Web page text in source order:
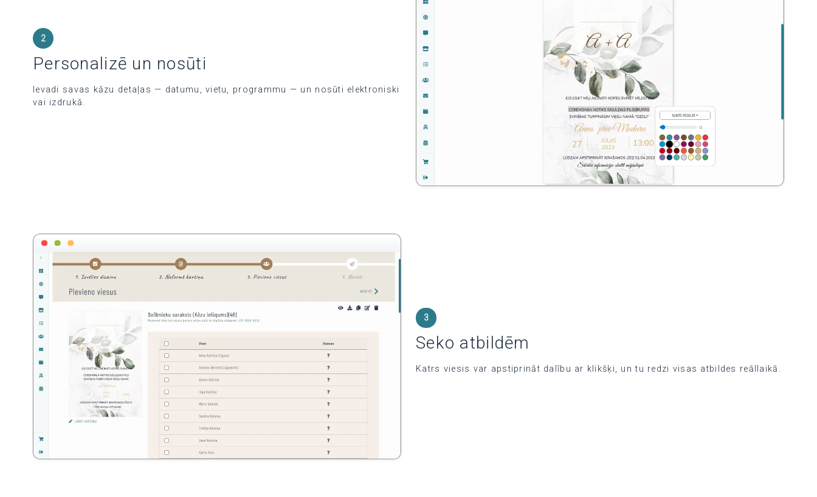
2
Personalizē un nosūti
Ievadi savas kāzu detaļas — datumu, vietu, programmu — un nosūti elektroniski
vai izdrukā.
3
Seko atbildēm
Katrs viesis var apstiprināt dalību ar klikšķi, un tu redzi visas atbildes reāllaikā.